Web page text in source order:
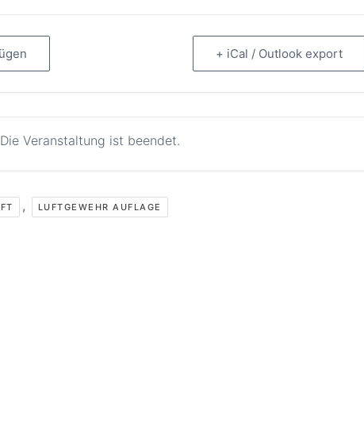
+ iCal / Outlook export
Die Veranstaltung ist beendet.
, LUFTGEWEHR AUFLAGE